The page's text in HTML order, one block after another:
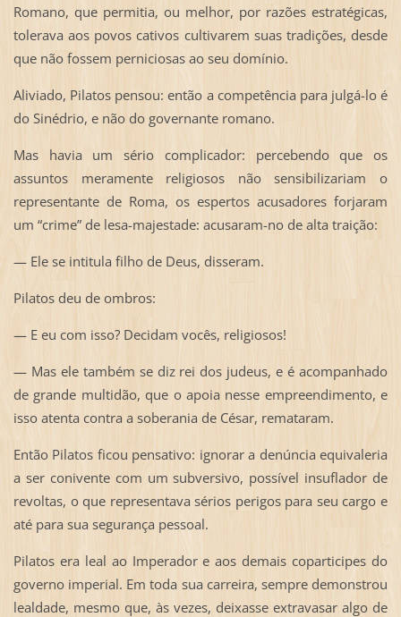
Romano, que permitia, ou melhor, por razões estratégicas,
tolerava aos povos cativos cultivarem suas tradições, desde
que não fossem perniciosas ao seu domínio.
Aliviado, Pilatos pensou: então a competência para julgá-lo é
do Sinédrio, e não do governante romano.
Mas havia um sério complicador: percebendo que os
assuntos meramente religiosos não sensibilizariam o
representante de Roma, os espertos acusadores forjaram
um “crime” de lesa-majestade: acusaram-no de alta traição:
— Ele se intitula filho de Deus, disseram.
Pilatos deu de ombros:
— E eu com isso? Decidam vocês, religiosos!
— Mas ele também se diz rei dos judeus, e é acompanhado
de grande multidão, que o apoia nesse empreendimento, e
isso atenta contra a soberania de César, remataram.
Então Pilatos ficou pensativo: ignorar a denúncia equivaleria
a ser conivente com um subversivo, possível insuflador de
revoltas, o que representava sérios perigos para seu cargo e
até para sua segurança pessoal.
Pilatos era leal ao Imperador e aos demais coparticipes do
governo imperial. Em toda sua carreira, sempre demonstrou
lealdade, mesmo que, às vezes, deixasse extravasar algo de